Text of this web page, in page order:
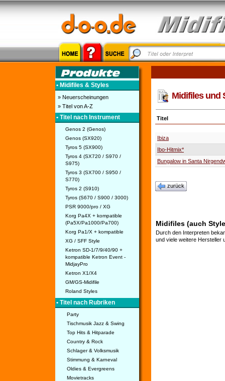
• Midifiles & Styles
» Neuerscheinungen
» Titel von A-Z
• Titel nach Instrument
Genos 2 (Genos)
Genos (SX920)
Tyros 5 (SX900)
Tyros 4 (SX720 / S970 /
S975)
Tyros 3 (SX700 / S950 /
S770)
Tyros 2 (S910)
Tyros (S670 / S900 / 3000)
PSR 9000/pro / XG
Korg Pa4X + kompatible
(Pa5X/Pa1000/Pa700)
Korg Pa1/X + kompatible
XG / SFF Style
Ketron SD-1/7/9/40/90 +
kompatible Ketron Event -
MidjayPro
Ketron X1/X4
GM/GS-Midifile
Roland Styles
• Titel nach Rubriken
Party
Tischmusik Jazz & Swing
Top Hits & Hitparade
Country & Rock
Schlager & Volksmusik
Stimmung & Karneval
Oldies & Evergreens
Movietracks
Midifiles und
Titel
Ibiza
Ibo-Hitmix*
Bungalow in Santa
zurück
Midifiles (auch
Durch den Interpreten
und viele weitere Hersteller